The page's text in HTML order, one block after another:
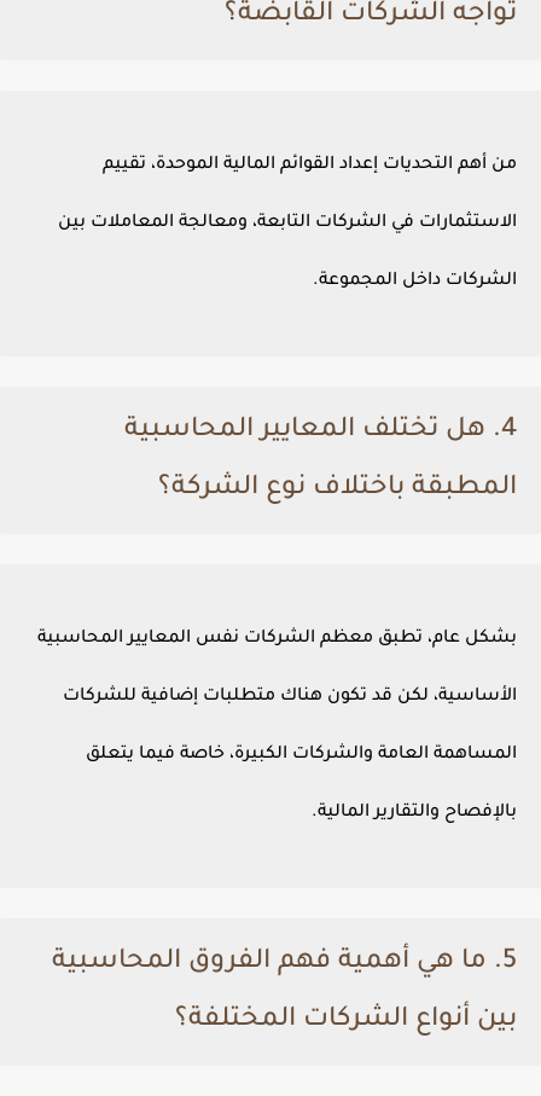
تواجه الشركات القابضة؟
من أهم التحديات إعداد القوائم المالية الموحدة، تقييم
الاستثمارات في الشركات التابعة، ومعالجة المعاملات بين
الشركات داخل المجموعة.
4. هل تختلف المعايير المحاسبية
المطبقة باختلاف نوع الشركة؟
بشكل عام، تطبق معظم الشركات نفس المعايير المحاسبية
الأساسية، لكن قد تكون هناك متطلبات إضافية للشركات
المساهمة العامة والشركات الكبيرة، خاصة فيما يتعلق
بالإفصاح والتقارير المالية.
5. ما هي أهمية فهم الفروق المحاسبية
بين أنواع الشركات المختلفة؟